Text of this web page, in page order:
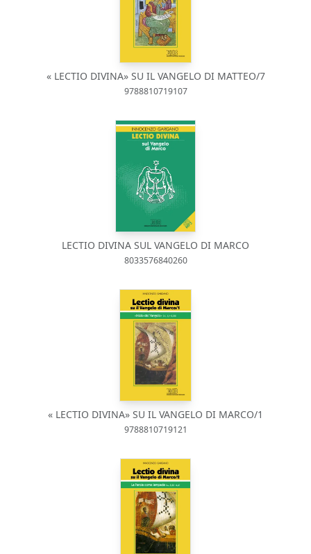
« LECTIO DIVINA» SU IL VANGELO DI MATTEO/7
9788810719107
LECTIO DIVINA SUL VANGELO DI MARCO
8033576840260
« LECTIO DIVINA» SU IL VANGELO DI MARCO/1
9788810719121